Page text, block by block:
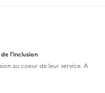
l’inclusion
aucoeur de leur service. A